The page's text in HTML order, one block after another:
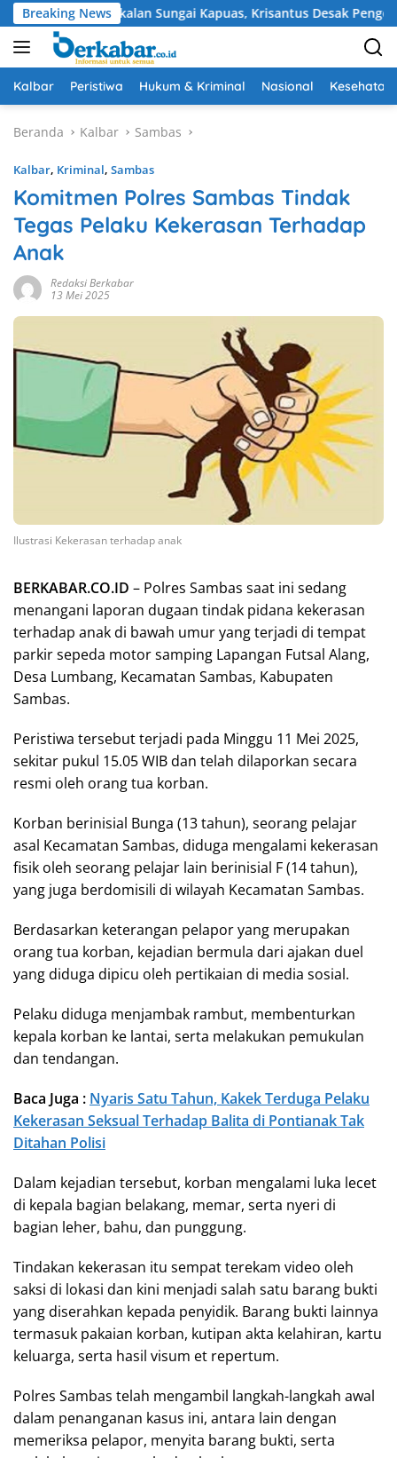
Langsung
ke
konten
Breaking NewsSungai Kapuas, Krisantus Desak Pengerukan
Kalbar Peristiwa Hukum & Kriminal Nasional Kesehatan
Beranda Kalbar Sambas
Kalbar, Kriminal, Sambas
Komitmen Polres Sambas Tindak
Tegas Pelaku Kekerasan Terhadap
Anak
Redaksi Berkabar
13 Mei 2025
Ilustrasi Kekerasan terhadap anak
BERKABAR.CO.ID – Polres Sambas saat ini sedang
menangani laporan dugaan tindak pidana kekerasan
terhadap anak di bawah umur yang terjadi di tempat
parkir sepeda motor samping Lapangan Futsal Alang,
Desa Lumbang, Kecamatan Sambas, Kabupaten
Sambas.
Peristiwa tersebut terjadi pada Minggu 11 Mei 2025,
sekitar pukul 15.05 WIB dan telah dilaporkan secara
resmi oleh orang tua korban.
Korban berinisial Bunga (13 tahun), seorang pelajar
asal Kecamatan Sambas, diduga mengalami kekerasan
fisik oleh seorang pelajar lain berinisial F (14 tahun),
yang juga berdomisili di wilayah Kecamatan Sambas.
Berdasarkan keterangan pelapor yang merupakan
orang tua korban, kejadian bermula dari ajakan duel
yang diduga dipicu oleh pertikaian di media sosial.
Pelaku diduga menjambak rambut, membenturkan
kepala korban ke lantai, serta melakukan pemukulan
dan tendangan.
Baca Juga : Nyaris Satu Tahun, Kakek Terduga Pelaku
Kekerasan Seksual Terhadap Balita di Pontianak Tak
Ditahan Polisi
Dalam kejadian tersebut, korban mengalami luka lecet
di kepala bagian belakang, memar, serta nyeri di
bagian leher, bahu, dan punggung.
Tindakan kekerasan itu sempat terekam video oleh
saksi di lokasi dan kini menjadi salah satu barang bukti
yang diserahkan kepada penyidik. Barang bukti lainnya
termasuk pakaian korban, kutipan akta kelahiran, kartu
keluarga, serta hasil visum et repertum.
Polres Sambas telah mengambil langkah-langkah awal
dalam penanganan kasus ini, antara lain dengan
memeriksa pelapor, menyita barang bukti, serta